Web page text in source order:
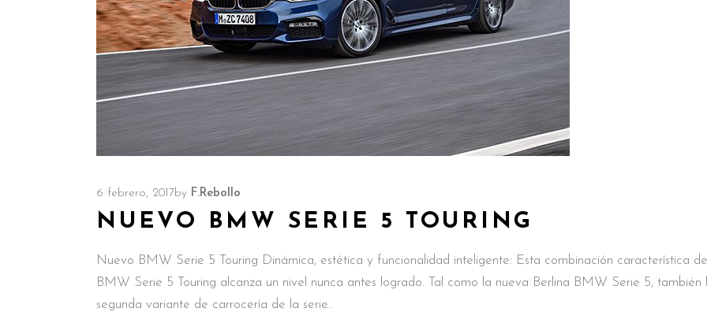
6 febrero, 2017by F.Rebollo
NUEVO BMW SERIE 5 TOURING
Nuevo BMW Serie 5 Touring Dinámica, estética y funcionalidad inteligente: Esta combinación característica del
BMW Serie 5 Touring alcanza un nivel nunca antes logrado. Tal como la nueva Berlina BMW Serie 5, también
segunda variante de carrocería de la serie